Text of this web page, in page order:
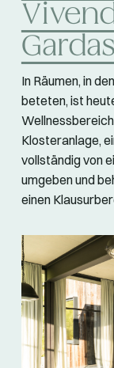
In Räumen, in
beteten, ist
Klosteranlage,
vollständig von
umgeben und
einen